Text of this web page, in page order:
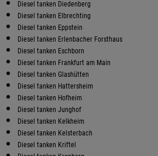
Diesel tanken Diedenberg
Diesel tanken Elbrechting
Diesel tanken Eppstein
Diesel tanken Erlenbacher Forsthaus
Diesel tanken Eschborn
Diesel tanken Frankfurt am Main
Diesel tanken Glashütten
Diesel tanken Hattersheim
Diesel tanken Hofheim
Diesel tanken Junghof
Diesel tanken Kelkheim
Diesel tanken Kelsterbach
Diesel tanken Kriftel